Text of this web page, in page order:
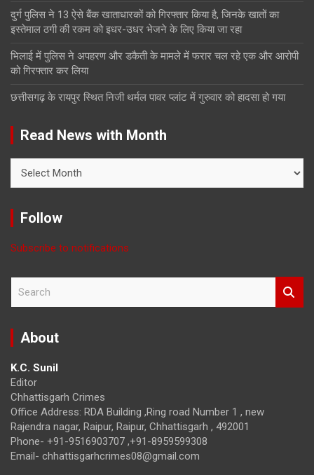
दुर्ग पुलिस ने 13 ऐसे बैंक खाताधारकों को गिरफ्तार किया है, जिनके खातों का
इस्तेमाल ठगी की रकम को इधर-उधर भेजने के लिए किया जा रहा
भिलाई में पुलिस ने अपहरण और डकैती के मामले में फरार चल रहे एक और आरोपी
को गिरफ्तार कर लिया
छत्तीसगढ़ के रायपुर स्थित निजी थर्मल पावर प्लांट में गुरुवार को हादसा हो गया
Read News with Month
News
Month
Follow
Subscribe to notifications
r
About
K.C. Sunil
Editor
Chhattisgarh Crimes
Office Address: RDA Building ,Ring road Number 1 , new
Rajendra nagar, Raipur, Raipur, Chhattisgarh , 492001
Phone- +91-9516903707 ,+91-8959599308
Email- chhattisgarhcrimes08@gmail.com